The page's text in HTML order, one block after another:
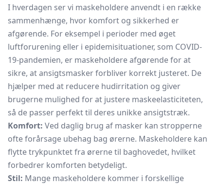
I hverdagen ser vi maskeholdere anvendt i en række
sammenhænge, hvor komfort og sikkerhed er
afgørende. For eksempel i perioder med øget
luftforurening eller i epidemisituationer, som COVID-
19-pandemien, er maskeholdere afgørende for at
sikre, at ansigtsmasker forbliver korrekt justeret. De
hjælper med at reducere hudirritation og giver
brugerne mulighed for at justere maskeelasticiteten,
så de passer perfekt til deres unikke ansigtstræk.
Komfort: Ved daglig brug af masker kan stropperne
ofte forårsage ubehag bag ørerne. Maskeholdere kan
flytte trykpunktet fra ørerne til baghovedet, hvilket
forbedrer komforten betydeligt.
Stil: Mange maskeholdere kommer i forskellige